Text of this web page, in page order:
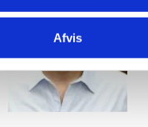
Afvis